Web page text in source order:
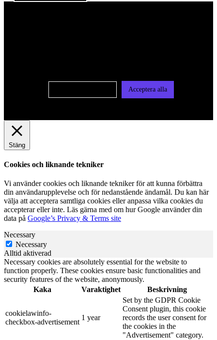
Acceptera alla
Stäng
Cookies och liknande tekniker
Vi använder cookies och liknande tekniker för att kunna förbättra
din användarupplevelse och för nedanstående ändamål. Du kan här
välja att acceptera samtliga cookies eller anpassa vilka cookies du
accepterar eller inte. Läs gärna med om hur Google använder din
data på Google’s Privacy & Terms site
Necessary
Necessary
Alltid aktiverad
Necessary cookies are absolutely essential for the website to
function properly. These cookies ensure basic functionalities and
security features of the website, anonymously.
Kaka
Varaktighet Beskrivning
cookielawinfo-
checkbox-advertisement
1 year
Set by the GDPR Cookie
Consent plugin, this cookie
records the user consent for
the cookies in the
"Advertisement" category.